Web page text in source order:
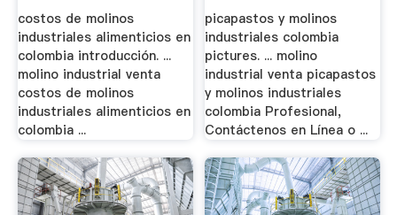
costos de molinos
industriales alimenticios en
colombia introducción. ...
molino industrial venta
costos de molinos
industriales alimenticios en
colombia ...
picapastos y molinos
industriales colombia
pictures. ... molino
industrial venta picapastos
y molinos industriales
colombia Profesional,
Contáctenos en Línea o ...